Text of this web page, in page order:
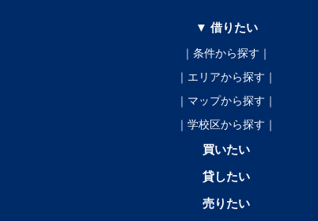
▼ 借りたい
｜条件から探す｜
｜エリアから探す｜
｜マップから探す｜
｜学校区から探す｜
買いたい
貸したい
売りたい